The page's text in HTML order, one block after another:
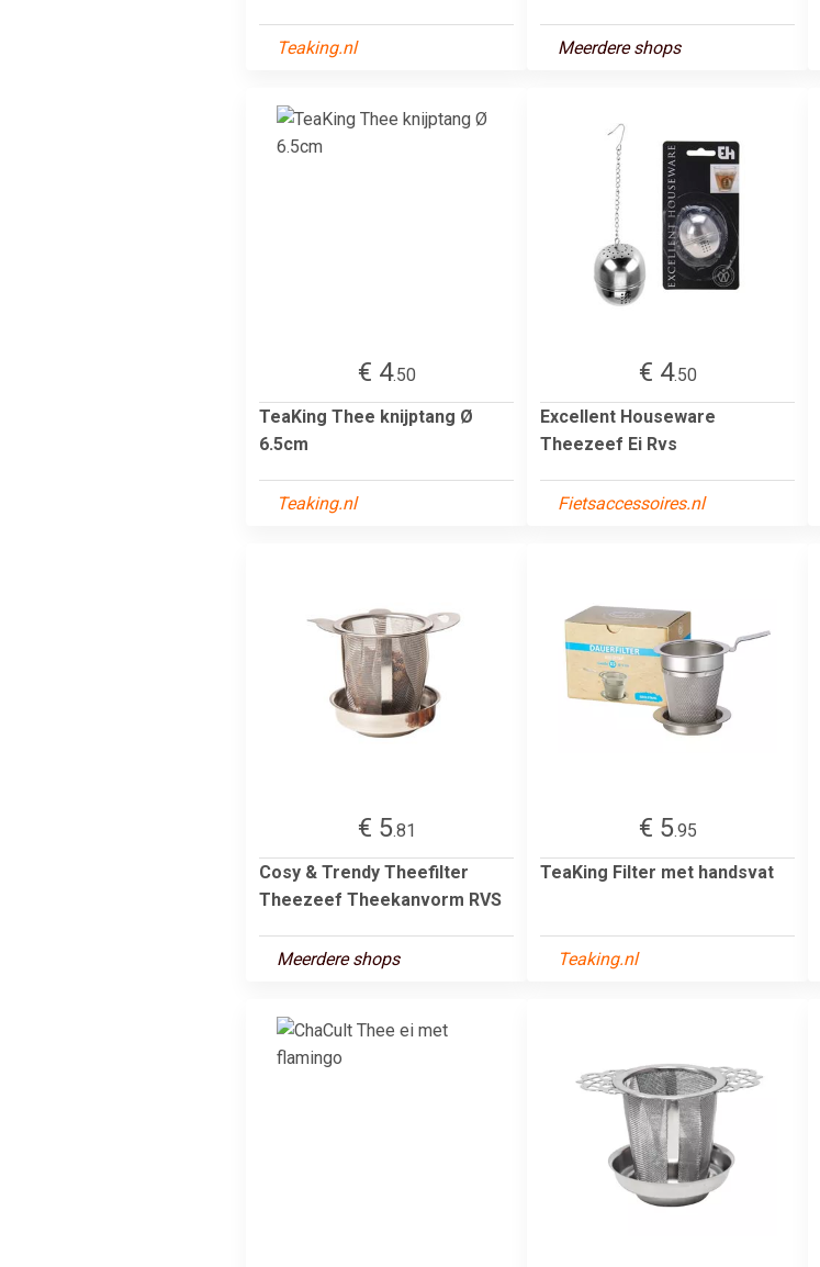
Teaking.nl Meerdere shops
€ 4.50
TeaKing Thee knijptang Ø
6.5cm
Teaking.nl
€ 4.50
Excellent Houseware
Theezeef Ei Rvs
Fietsaccessoires.nl
€ 5.81
Cosy & Trendy Theefilter
Theezeef Theekanvorm RVS
Meerdere shops
€ 5.95
TeaKing Filter met handsvat
Teaking.nl